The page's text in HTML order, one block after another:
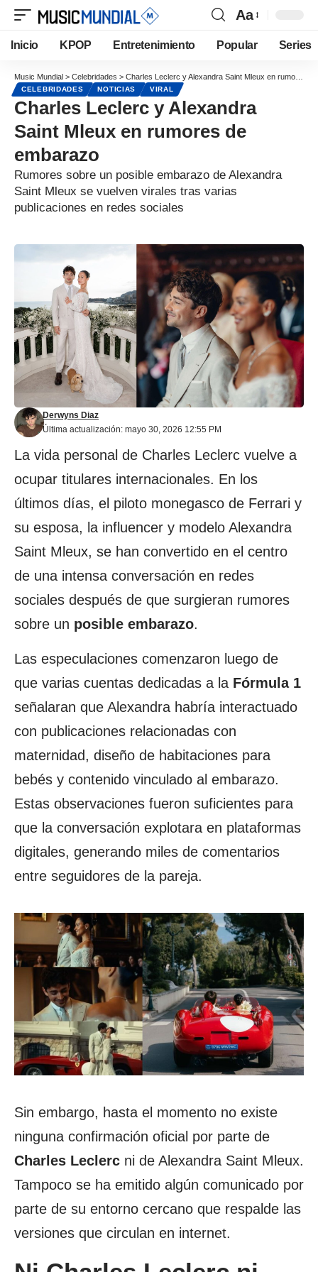
Aa
Inicio KPOP Entretenimiento Popular Series
Music Mundial > Celebridades > Charles Leclerc y Alexandra Saint Mleux en rumores de embarazo
CELEBRIDADES NOTICIAS VIRAL
Charles Leclerc y Alexandra
Saint Mleux en rumores de
embarazo
Rumores sobre un posible embarazo de Alexandra
Saint Mleux se vuelven virales tras varias
publicaciones en redes sociales
Última actualización: mayo 30, 2026 12:55 PM
Derwyns Diaz
La vida personal de Charles Leclerc vuelve a
ocupar titulares internacionales. En los
últimos días, el piloto monegasco de Ferrari y
su esposa, la influencer y modelo Alexandra
Saint Mleux, se han convertido en el centro
de una intensa conversación en redes
sociales después de que surgieran rumores
sobre un posible embarazo.
Las especulaciones comenzaron luego de
que varias cuentas dedicadas a la Fórmula 1
señalaran que Alexandra habría interactuado
con publicaciones relacionadas con
maternidad, diseño de habitaciones para
bebés y contenido vinculado al embarazo.
Estas observaciones fueron suficientes para
que la conversación explotara en plataformas
digitales, generando miles de comentarios
entre seguidores de la pareja.
Sin embargo, hasta el momento no existe
ninguna confirmación oficial por parte de
Charles Leclerc ni de Alexandra Saint Mleux.
Tampoco se ha emitido algún comunicado por
parte de su entorno cercano que respalde las
versiones que circulan en internet.